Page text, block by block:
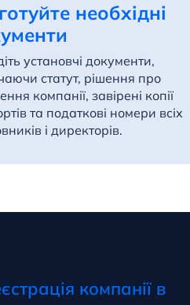
необхідні
установчі документи,
статут, рішення про
компанії, завірені копії
та податкові номери всіх
і директорів.
компанії в